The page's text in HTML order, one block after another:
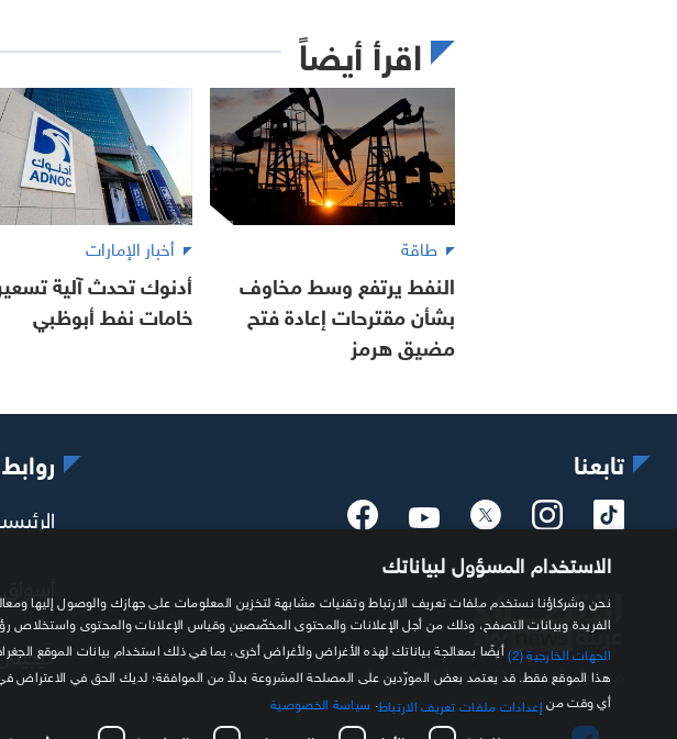
اقرأ أيضاً
طاقة
النفط يرتفع وسط مخاوف
بشأن مقترحات إعادة فتح
مضيق هرمز
أخبار الإمارات
أدنوك تحدث آلية
خامات نفط أبوظبي
تابعنا
مصدرك الموثوق للمعلومة الاقتصادية
الاستخدام المسؤول لبياناتك
الفريدة وبيانات التصفح، وذلك من أجل الإعلانات والمحتوى المخصّصين وقياس الإعلانات والمحتوى
الجهات الخارجية (2)
أيضًا بمعالجة بياناتك لهذه الأغراض ولأغراض أخرى، بما في ذلك استخدام بيانات الموقع
هذا الموقع فقط. قد يعتمد بعض المورّدين على المصلحة المشروعة بدلاً من الموافقة؛ لديك الحق في الاعتراض في
أي وقت من إعدادات ملفات تعريف الارتباط سياسة الخصوصية